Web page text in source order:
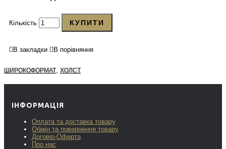
Кількість КУПИТИ
В закладки В порівняння
ШИРОКОФОРМАТ, ХОЛСТ
ІНФОРМАЦІЯ
Оплата та доставка товару
Обмін та повернення товару
Договір-Оферта
Про нас